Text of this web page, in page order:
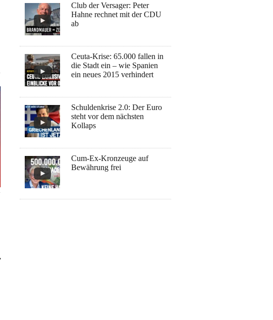
Club der Versager: Peter
Hahne rechnet mit der CDU
ab
Ceuta-Krise: 65.000 fallen in
die Stadt ein – wie Spanien
ein neues 2015 verhindert
Schuldenkrise 2.0: Der Euro
steht vor dem nächsten
Kollaps
Cum-Ex-Kronzeuge auf
Bewährung frei